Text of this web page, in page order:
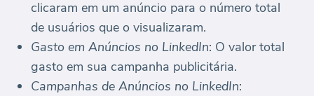
clicaram em um anúncio para o número total
de usuários que o visualizaram.
Gasto em Anúncios no LinkedIn: O valor total
gasto em sua campanha publicitária.
Campanhas de Anúncios no LinkedIn: